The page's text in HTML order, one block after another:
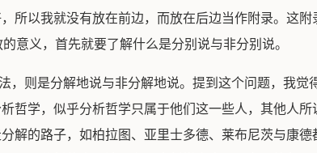
所以我就没有放在前边，而放在后边当作附录。这附
意义，首先就要了解什么是分别说与非分别说。
，则是分解地说与非分解地说。提到这个问题，我觉
哲学，似乎分析哲学只属于他们这一些人，其他人所
解的路子，如柏拉图、亚里士多德、莱布尼茨与康德